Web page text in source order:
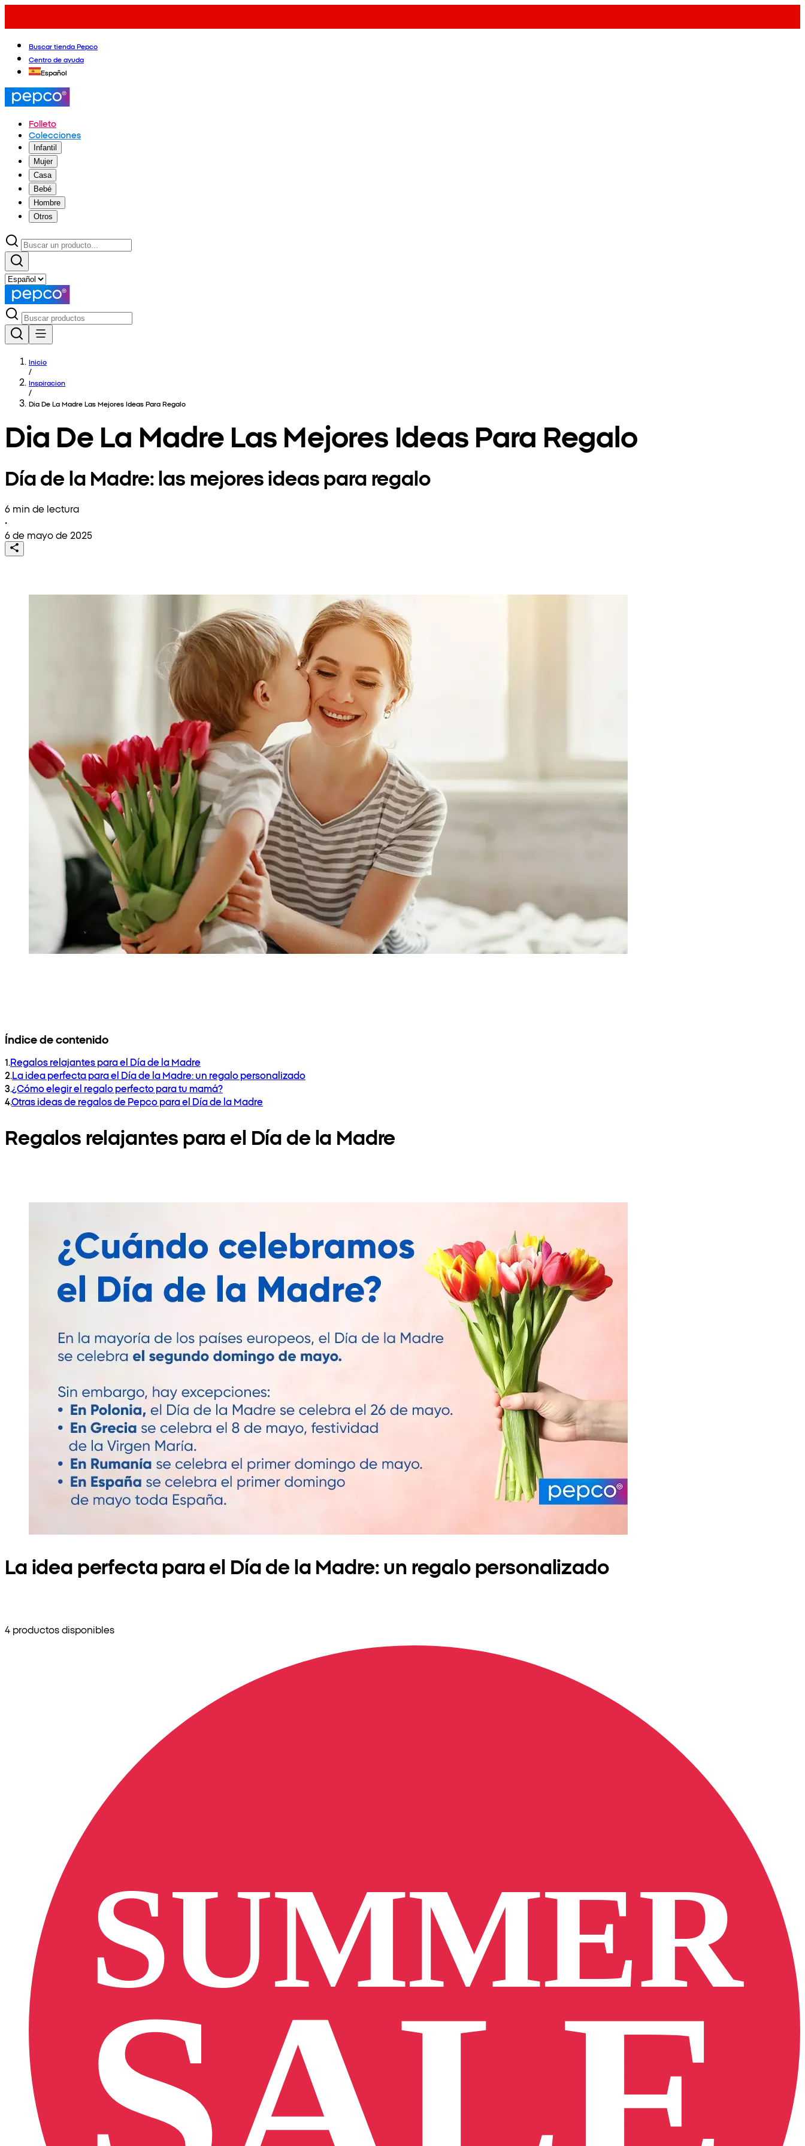
Buscar tienda Pepco
Centro de ayuda
Español
Folleto
Colecciones
Infantil
Mujer
Casa
Bebé
Hombre
Otros
Inicio
/
Inspiracion
/
Dia De La Madre Las Mejores Ideas Para Regalo
Dia De La Madre Las Mejores Ideas Para Regalo
Día de la Madre: las mejores ideas para regalo
6 min de lectura
•
6 de mayo de 2025
Índice de contenido
1.Regalos relajantes para el Día de la Madre
2.La idea perfecta para el Día de la Madre: un regalo personalizado
3.¿Cómo elegir el regalo perfecto para tu mamá?
4.Otras ideas de regalos de Pepco para el Día de la Madre
Regalos relajantes para el Día de la Madre
La idea perfecta para el Día de la Madre: un regalo personalizado
4 productos disponibles